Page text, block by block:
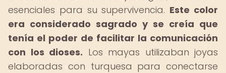
esenciales para su supervivencia. Este color
era considerado sagrado y se creía que
tenía el poder de facilitar la comunicación
con los dioses. Los mayas utilizaban joyas
elaboradas con turquesa para conectarse